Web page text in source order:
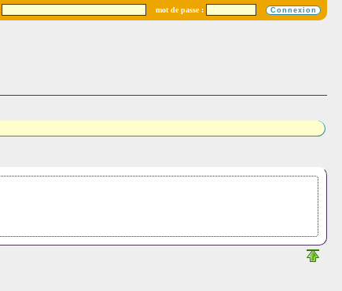
mot de passe :